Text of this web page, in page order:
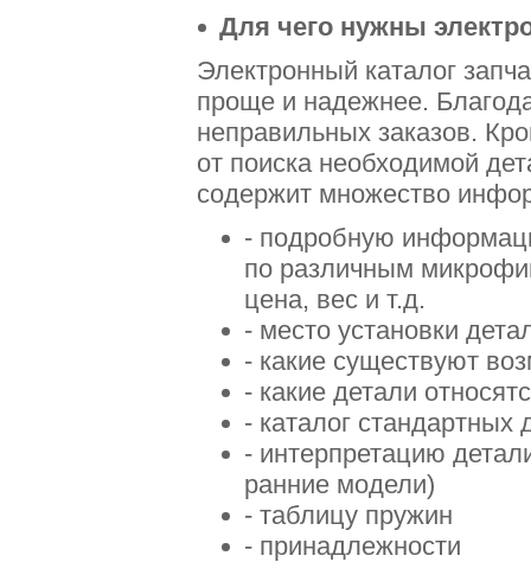
Для чего нужны
Электронный каталог
проще и надежнее.
неправильных заказов.
от поиска необходимой
содержит множество
- подробную
по различным
цена, вес и т.д.
- место установки
- какие существуют
- какие детали
- каталог стандартных
- интерпретацию
ранние модели)
- таблицу пружин
- принадлежности